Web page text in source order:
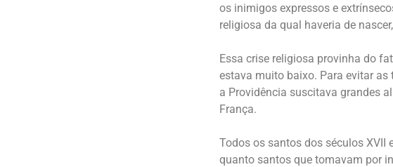
os inimigos expressos e
religiosa da qual haveria de
Essa crise religiosa provinha do
estava muito baixo. Para evitar as
a Providência suscitava grandes
França.
Todos os santos dos séculos
quanto santos que tomavam por